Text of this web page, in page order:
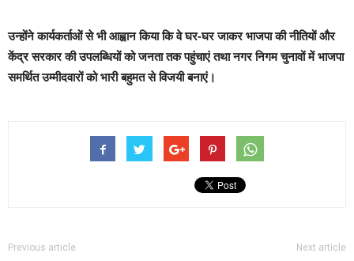
उन्होंने कार्यकर्ताओं से भी आह्वान किया कि वे घर-घर जाकर भाजपा की नीतियों और
केंद्र सरकार की उपलब्धियों को जनता तक पहुंचाएं तथा नगर निगम चुनावों में भाजपा
समर्थित उम्मीदवारों को भारी बहुमत से विजयी बनाएं।
Previous article Next article